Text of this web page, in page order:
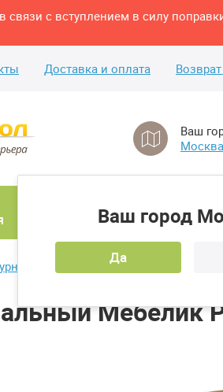
связи с вступлением в силу
Доставка и оплата
Ваш
Москва
Ваш город
Да
Спальня
столы Стол журнальный
Мебелик